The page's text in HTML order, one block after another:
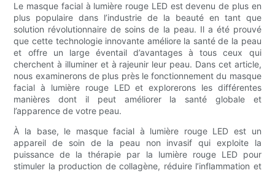
Le masque facial à lumière rouge LED est devenu de plus en
plus populaire dans l’industrie de la beauté en tant que
solution révolutionnaire de soins de la peau. Il a été prouvé
que cette technologie innovante améliore la santé de la peau
et offre un large éventail d’avantages à tous ceux qui
cherchent à illuminer et à rajeunir leur peau. Dans cet article,
nous examinerons de plus près le fonctionnement du masque
facial à lumière rouge LED et explorerons les différentes
manières dont il peut améliorer la santé globale et
l’apparence de votre peau.
À la base, le masque facial à lumière rouge LED est un
appareil de soin de la peau non invasif qui exploite la
puissance de la thérapie par la lumière rouge LED pour
stimuler la production de collagène, réduire l’inflammation et